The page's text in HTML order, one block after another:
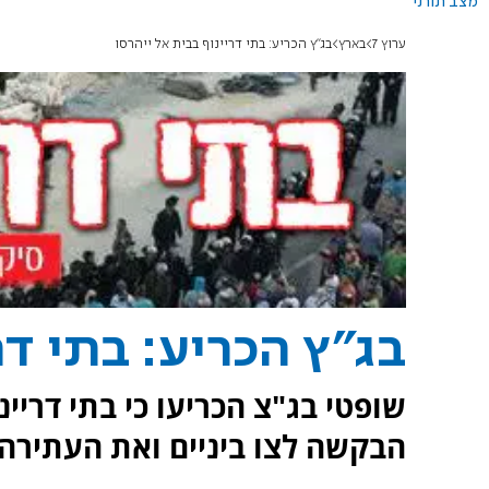
ערוץ 7 בארץ בג"ץ הכריע: בתי דריינוף בבית אל ייהרסו
בג"ץ הכריע: בתי
שופטי בג"צ הכריעו כי בתי
הבקשה לצו ביניים ואת